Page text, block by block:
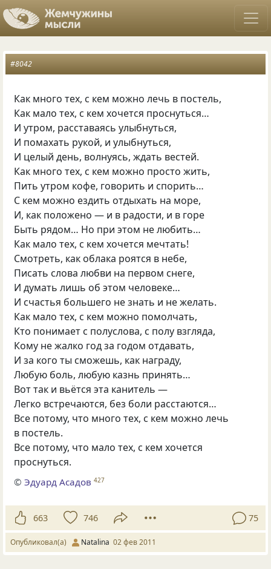
#8042
Как много тех, с кем можно лечь в постель,
Как мало тех, с кем хочется проснуться…
И утром, расставаясь улыбнуться,
И помахать рукой, и улыбнуться,
И целый день, волнуясь, ждать вестей.
Как много тех, с кем можно просто жить,
Пить утром кофе, говорить и спорить…
С кем можно ездить отдыхать на море,
И, как положено — и в радости, и в горе
Быть рядом… Но при этом не любить…
Как мало тех, с кем хочется мечтать!
Смотреть, как облака роятся в небе,
Писать слова любви на первом снеге,
И думать лишь об этом человеке…
И счастья большего не знать и не желать.
Как мало тех, с кем можно помолчать,
Кто понимает с полуслова, с полу взгляда,
Кому не жалко год за годом отдавать,
И за кого ты сможешь, как награду,
Любую боль, любую казнь принять…
Вот так и вьётся эта канитель —
Легко встречаются, без боли расстаются…
Все потому, что много тех, с кем можно лечь
в постель.
Все потому, что мало тех, с кем хочется
проснуться.
©Эдуард Асадов 427
663 746 75
Опубликовал(а) Natalina 02 фев 2011